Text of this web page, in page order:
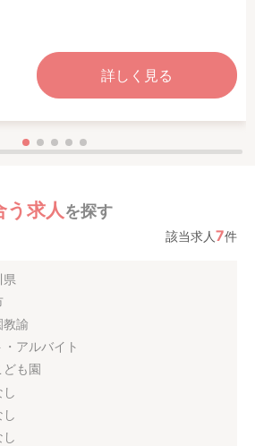
詳しく見る
う求人 を探す
該当求人7件
県
教諭
・アルバイト
も園